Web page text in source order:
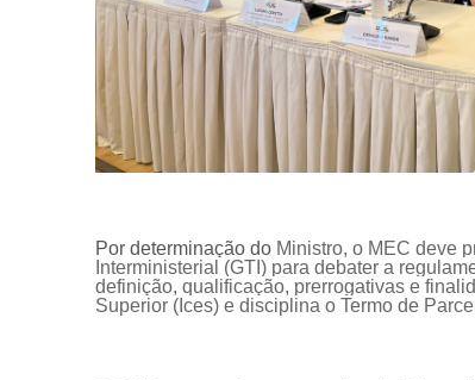
Por determinação do Ministro, o MEC deve
Interministerial (GTI) para debater a
definição, qualificação, prerrogativas e
Superior (Ices) e disciplina o Termo de